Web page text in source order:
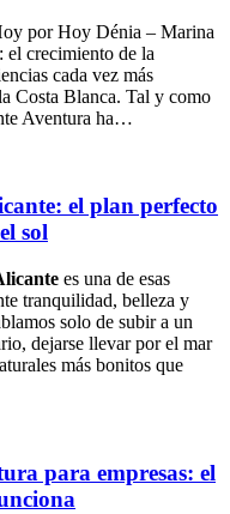
por Hoy Dénia – Marina
el crecimiento de la
cada vez más
Costa Blanca. Tal y como
Aventura ha…
el plan perfecto
sol
es una de esas
tranquilidad, belleza y
solo de subir a un
dejarse llevar por el mar
más bonitos que
para empresas: el